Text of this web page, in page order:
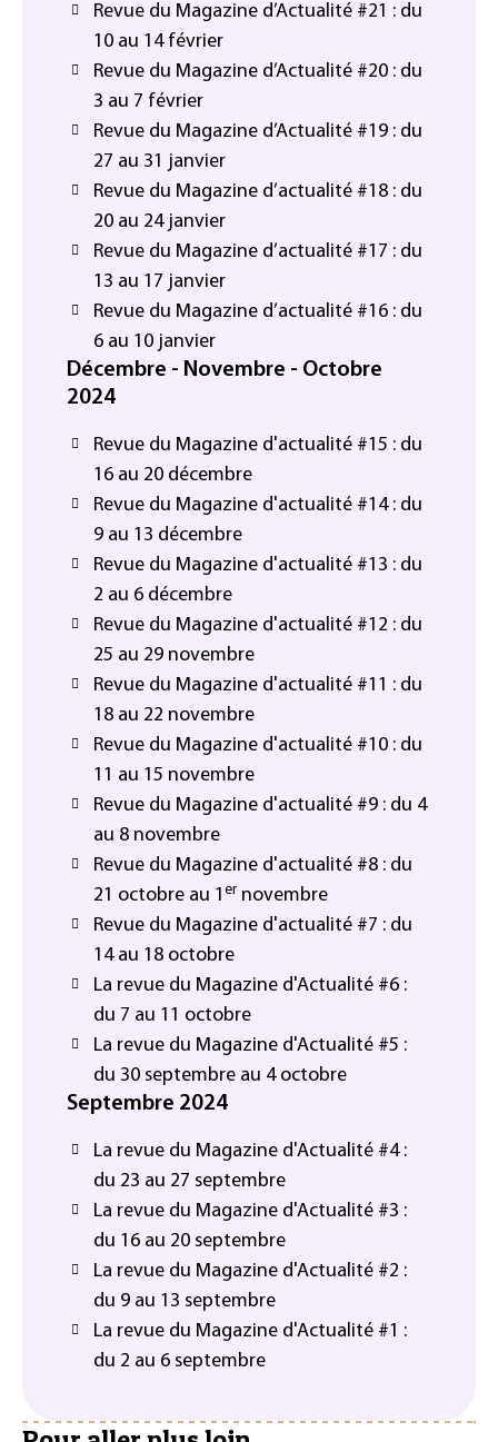
Revue du Magazine d’Actualité #21 : du
10 au 14 février
Revue du Magazine d’Actualité #20 : du
3 au 7 février
Revue du Magazine d’Actualité #19 : du
27 au 31 janvier
Revue du Magazine d’actualité #18 : du
20 au 24 janvier
Revue du Magazine d’actualité #17 : du
13 au 17 janvier
Revue du Magazine d’actualité #16 : du
6 au 10 janvier
Décembre - Novembre - Octobre
2024
Revue du Magazine d'actualité #15 : du
16 au 20 décembre
Revue du Magazine d'actualité #14 : du
9 au 13 décembre
Revue du Magazine d'actualité #13 : du
2 au 6 décembre
Revue du Magazine d'actualité #12 : du
25 au 29 novembre
Revue du Magazine d'actualité #11 : du
18 au 22 novembre
Revue du Magazine d'actualité #10 : du
11 au 15 novembre
Revue du Magazine d'actualité #9 : du 4
au 8 novembre
Revue du Magazine d'actualité #8 : du
21 octobre au 1 er novembre
Revue du Magazine d'actualité #7 : du
14 au 18 octobre
La revue du Magazine d'Actualité #6 :
du 7 au 11 octobre
La revue du Magazine d'Actualité #5 :
du 30 septembre au 4 octobre
Septembre 2024
La revue du Magazine d'Actualité #4 :
du 23 au 27 septembre
La revue du Magazine d'Actualité #3 :
du 16 au 20 septembre
La revue du Magazine d'Actualité #2 :
du 9 au 13 septembre
La revue du Magazine d'Actualité #1 :
du 2 au 6 septembre